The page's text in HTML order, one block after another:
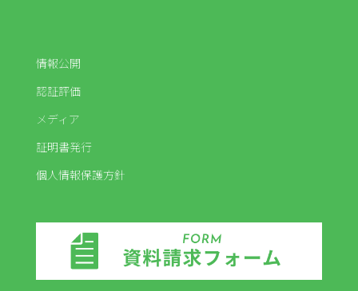
情報公開
認証評価
メディア
証明書発行
個人情報保護方針